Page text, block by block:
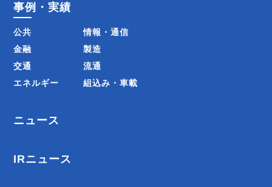
事例・実績
公共
金融
交通
エネルギー
情報・通信
製造
流通
組込み・車載
ニュース
IRニュース